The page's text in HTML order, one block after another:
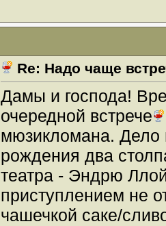
Re: Надо чаще
Дамы и господа!
очередной встрече
мюзикломана. Дело
рождения два
театра - Эндрю
приступлением не
чашечкой саке/